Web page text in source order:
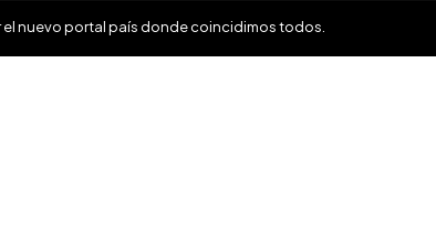
el nuevo portal país donde coincidimos todos.